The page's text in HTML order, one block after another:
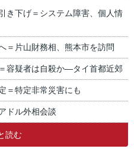
き下げ＝システム障害、個人情
＝片山財務相、熊本市を訪問
容疑者は自殺か―タイ首都近郊
＝特定非常災害にも
ドル外相会談
読む